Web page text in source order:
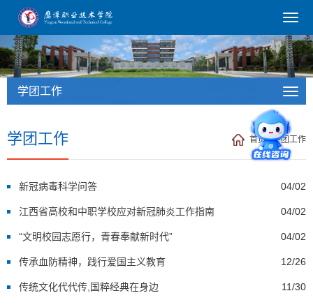
学团工作
学团工作 首页/学团工作
04/02
新冠病毒科学问答
04/02
江西省高校和中职学校应对新冠肺炎工作指南
04/02
“文明校园志愿行，青春奉献新时代”
12/26
传承血防精神，践行爱国主义教育
11/30
传统文化代代传,国粹经典在身边